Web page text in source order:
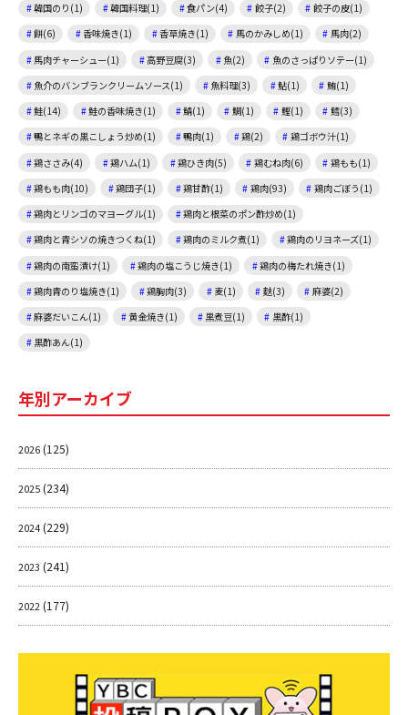
韓国のり(1)
韓国料理(1) 食パン(4) 餃子(2)
餃子の皮(1)
餅(6)
香味焼き(1) 香草焼き(1) 馬のかみしめ(1)
馬肉(2)
馬肉チャーシュー(1)
高野豆腐(3) 魚(2)
魚のさっぱりソテー(1)
魚介のバンブランクリームソース(1)
魚料理(3) 鮎(1)
鮪(1)
鮭(14)
鮭の香味焼き(1) 鯖(1) 鯛(1) 鰹(1)
鱈(3)
鴨とネギの黒こしょう炒め(1)
鴨肉(1) 鶏(2)
鶏ゴボウ汁(1)
鶏ささみ(4)
鶏ハム(1) 鶏ひき肉(5) 鶏むね肉(6)
鶏もも(1)
鶏もも肉(10)
鶏団子(1) 鶏甘酢(1) 鶏肉(93)
鶏肉ごぼう(1)
鶏肉とリンゴのマヨーグル(1)
鶏肉と根菜のポン酢炒め(1)
鶏肉と青シソの焼きつくね(1)
鶏肉のミルク煮(1)
鶏肉のリヨネーズ(1)
鶏肉の南蛮漬け(1)
鶏肉の塩こうじ焼き(1)
鶏肉の梅たれ焼き(1)
鶏肉青のり塩焼き(1)
鶏胸肉(3) 麦(1) 麩(3)
麻婆(2)
麻婆だいこん(1)
黄金焼き(1) 黒煮豆(1)
黒酢(1)
黒酢あん(1)
年別アーカイブ
2026(125)
2025(234)
2024(229)
2023 (241)
2022(177)